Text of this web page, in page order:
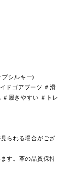
シルキー)
ドゴアブーツ ＃滑
履きやすい ＃トレ
られる場合がござ
す。革の品質保持